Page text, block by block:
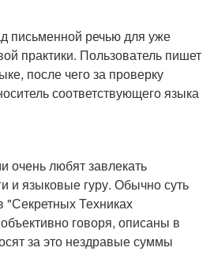
письменной речью для уже
практики. Пользователь пишет
после чего за проверку
соответствующего языка
любят завлекать
и языковые гуру. Обычно суть
"Секретных Техниках
говоря, описаны в
за это нездравые суммы